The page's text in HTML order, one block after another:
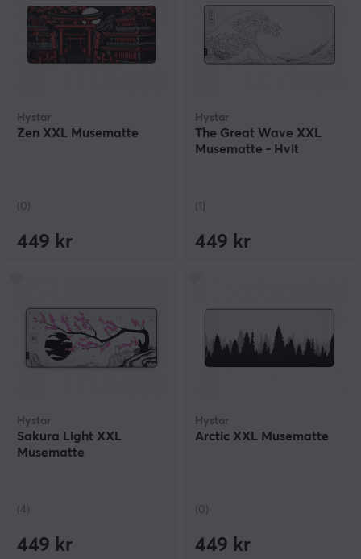
Hystar
Zen XXL Musematte
(0)
449 kr
Hystar
The Great Wave XXL
Musematte - Hvit
(1)
449 kr
Hystar
Sakura Light XXL
Musematte
(4)
449 kr
Hystar
Arctic XXL Musematte
(0)
449 kr